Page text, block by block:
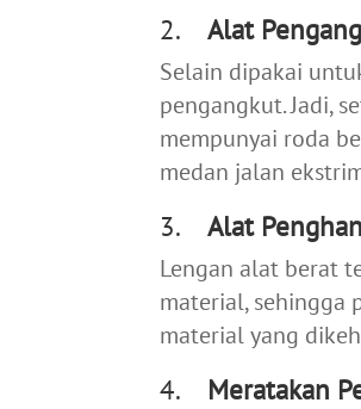
2.Alat
Selain dipakai
pengangkut. Jadi,
mempunyai roda
medan jalan
3.Alat
Lengan alat berat
material, sehingga
material yang
4. Meratakan